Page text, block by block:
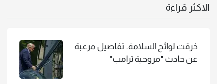
الاكثر قراءة
خرقت لوائح السلامة.. تفاصيل مرعبة
عن حادث "مروحية ترامب"